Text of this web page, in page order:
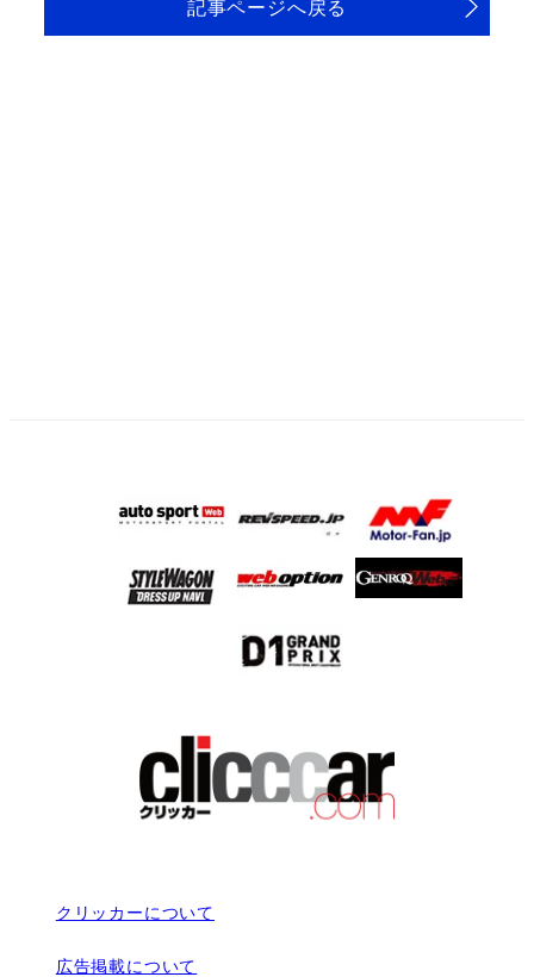
記事ページへ戻る
クリッカーについて
広告掲載について